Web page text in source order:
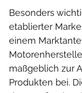
Besonders
etablierter
einem
maßgeblich zur
Produkten bei.